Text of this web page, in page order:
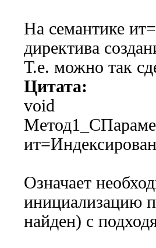
На семантике
директива
Т.е. можно так
Цитата:
void
Означает
инициализацию
найден) с